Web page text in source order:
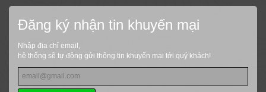
Đăng ký nhận tin khuyến mại
Nhập địa chỉ email,
hệ thống sẽ tự động gửi thông tin khuyến mại tới quý khách!